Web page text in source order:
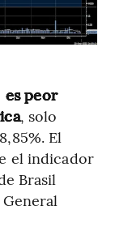
es peor
, solo
El
el indicador
Brasil
General